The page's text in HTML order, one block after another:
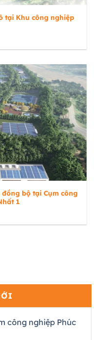
tại Khu công nghiệp
bộ tại Cụm công
1
công nghiệp Phúc